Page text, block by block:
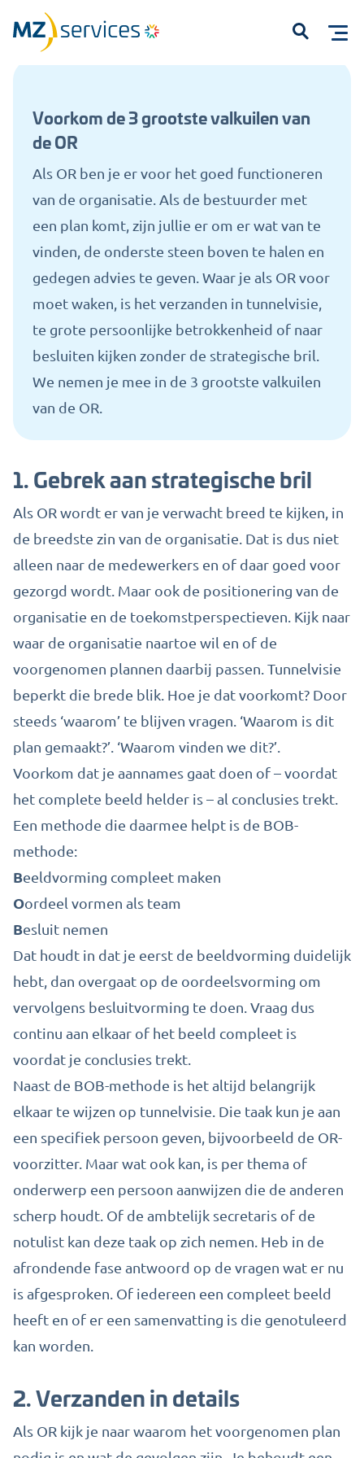
Start met typen om te zoeken...
Home Kennisbank Voorkom de 3 grootste valkuilen van de OR
Voorkom de 3 grootste valkuilen van
de OR
Als OR ben je er voor het goed functioneren
van de organisatie. Als de bestuurder met
een plan komt, zijn jullie er om er wat van te
vinden, de onderste steen boven te halen en
gedegen advies te geven. Waar je als OR voor
moet waken, is het verzanden in tunnelvisie,
te grote persoonlijke betrokkenheid of naar
besluiten kijken zonder de strategische bril.
We nemen je mee in de 3 grootste valkuilen
van de OR.
1. Gebrek aan strategische bril
Als OR wordt er van je verwacht breed te kijken, in
de breedste zin van de organisatie. Dat is dus niet
alleen naar de medewerkers en of daar goed voor
gezorgd wordt. Maar ook de positionering van de
organisatie en de toekomstperspectieven. Kijk naar
waar de organisatie naartoe wil en of de
voorgenomen plannen daarbij passen. Tunnelvisie
beperkt die brede blik. Hoe je dat voorkomt? Door
steeds ‘waarom’ te blijven vragen. ‘Waarom is dit
plan gemaakt?’. ‘Waarom vinden we dit?’.
Voorkom dat je aannames gaat doen of – voordat
het complete beeld helder is – al conclusies trekt.
Een methode die daarmee helpt is de BOB-
methode:
Beeldvorming compleet maken
Oordeel vormen als team
Besluit nemen
Dat houdt in dat je eerst de beeldvorming duidelijk
hebt, dan overgaat op de oordeelsvorming om
vervolgens besluitvorming te doen. Vraag dus
continu aan elkaar of het beeld compleet is
voordat je conclusies trekt.
Naast de BOB-methode is het altijd belangrijk
elkaar te wijzen op tunnelvisie. Die taak kun je aan
een specifiek persoon geven, bijvoorbeeld de OR-
voorzitter. Maar wat ook kan, is per thema of
onderwerp een persoon aanwijzen die de anderen
scherp houdt. Of de ambtelijk secretaris of de
notulist kan deze taak op zich nemen. Heb in de
afrondende fase antwoord op de vragen wat er nu
is afgesproken. Of iedereen een compleet beeld
heeft en of er een samenvatting is die genotuleerd
kan worden.
2. Verzanden in details
Als OR kijk je naar waarom het voorgenomen plan